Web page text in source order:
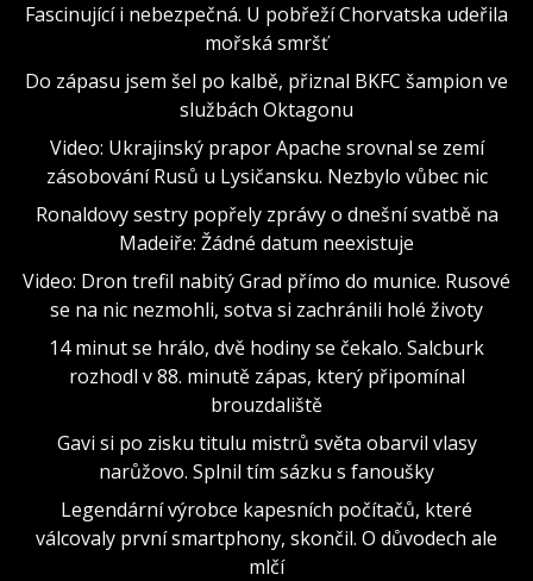
Fascinující i nebezpečná. U pobřeží Chorvatska udeřila
mořská smršť
Do zápasu jsem šel po kalbě, přiznal BKFC šampion ve
službách Oktagonu
Video: Ukrajinský prapor Apache srovnal se zemí
zásobování Rusů u Lysičansku. Nezbylo vůbec nic
Ronaldovy sestry popřely zprávy o dnešní svatbě na
Madeiře: Žádné datum neexistuje
Video: Dron trefil nabitý Grad přímo do munice. Rusové
se na nic nezmohli, sotva si zachránili holé životy
14 minut se hrálo, dvě hodiny se čekalo. Salcburk
rozhodl v 88. minutě zápas, který připomínal
brouzdaliště
Gavi si po zisku titulu mistrů světa obarvil vlasy
narůžovo. Splnil tím sázku s fanoušky
Legendární výrobce kapesních počítačů, které
válcovaly první smartphony, skončil. O důvodech ale
mlčí